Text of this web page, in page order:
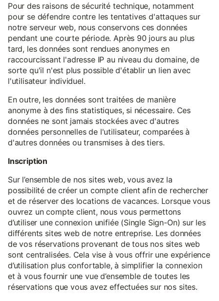
Pour des raisons de sécurité technique, notamment
pour se défendre contre les tentatives d'attaques sur
notre serveur web, nous conservons ces données
pendant une courte période. Après 90 jours au plus
tard, les données sont rendues anonymes en
raccourcissant l'adresse IP au niveau du domaine, de
sorte qu'il n'est plus possible d'établir un lien avec
l'utilisateur individuel.
En outre, les données sont traitées de manière
anonyme à des fins statistiques, si nécessaire. Ces
données ne sont jamais stockées avec d'autres
données personnelles de l'utilisateur, comparées à
d'autres données ou transmises à des tiers.
Inscription
Sur l’ensemble de nos sites web, vous avez la
possibilité de créer un compte client afin de rechercher
et de réserver des locations de vacances. Lorsque vous
ouvrez un compte client, nous vous permettons
d’utiliser une connexion unifiée (Single Sign-On) sur les
différents sites web de notre entreprise. Les données
de vos réservations provenant de tous nos sites web
sont centralisées. Cela vise à vous offrir une expérience
d’utilisation plus confortable, à simplifier la connexion
et à vous fournir une vue d’ensemble de toutes les
réservations que vous avez effectuées sur nos sites.